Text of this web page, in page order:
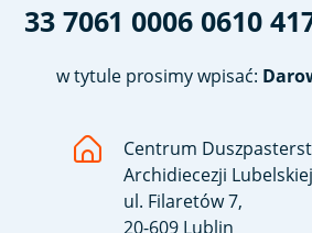
33 7061 0006 0610
w tytule prosimy wpisać:
Centrum
Archidiecezji Lubelskiej
ul. Filaretów 7,
20-609 Lublin